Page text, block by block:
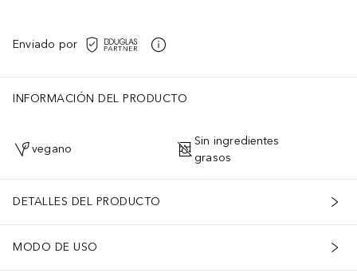
Enviado por
INFORMACIÓN DEL PRODUCTO
vegano
Sin ingredientes
grasos
DETALLES DEL PRODUCTO
MODO DE USO